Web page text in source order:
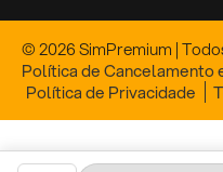
© 2026 SimPremium |
Política de Cancelamento
Política de Privacidade